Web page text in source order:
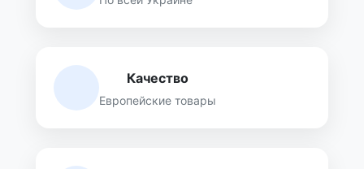
Качество
Европейские товары